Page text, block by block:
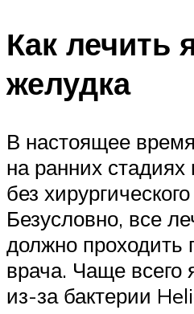
Как лечить
желудка
В настоящее
на ранних
без
Безусловно, все
должно проходить
врача. Чаще всего
из-за бактерии